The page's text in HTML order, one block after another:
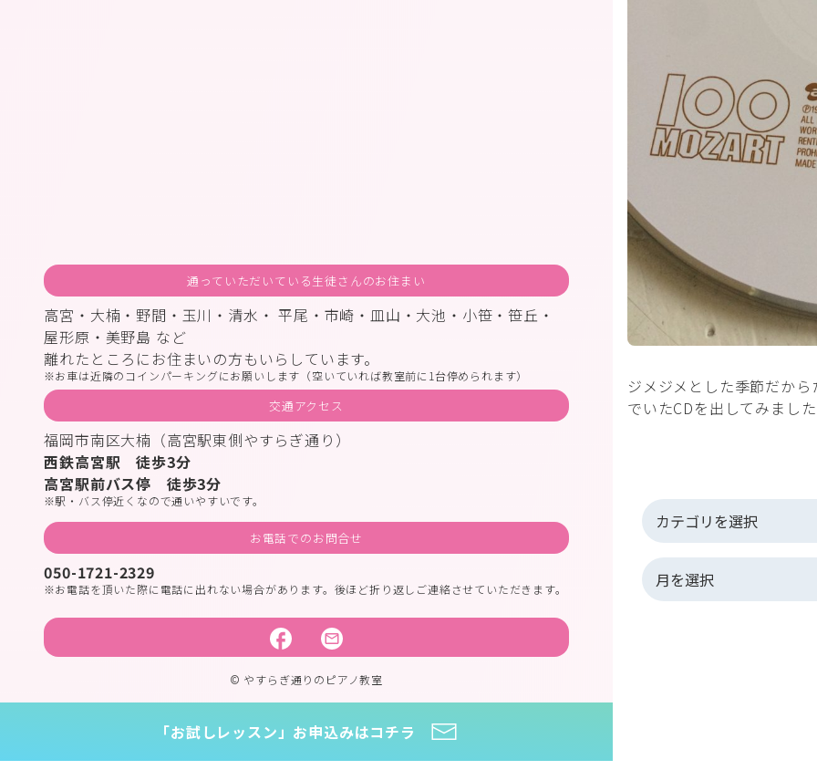
ジメジメとした季節だか
でいたCDを出してみまし
通っていただいている生徒さんのお住まい
高宮・大楠・野間・玉川・清水・ 平尾・市崎・皿山・大池・小笹・笹丘・
屋形原・美野島 など
離れたところにお住まいの方もいらしています。
お車は近隣のコインパーキングにお願いします（空いていれば教室前に1台停められます）
交通アクセス
福岡市南区大楠（高宮駅東側やすらぎ通り）
西鉄高宮駅 徒歩3分
高宮駅前バス停 徒歩3分
駅・バス停近くなので通いやすいです。
お電話でのお問合せ
050-1721-2329
お電話を頂いた際に電話に出れない場合があります。後ほど折り返しご連絡させていただきます。
© やすらぎ通りのピアノ教室
「お試しレッスン」お申込みはコチラ